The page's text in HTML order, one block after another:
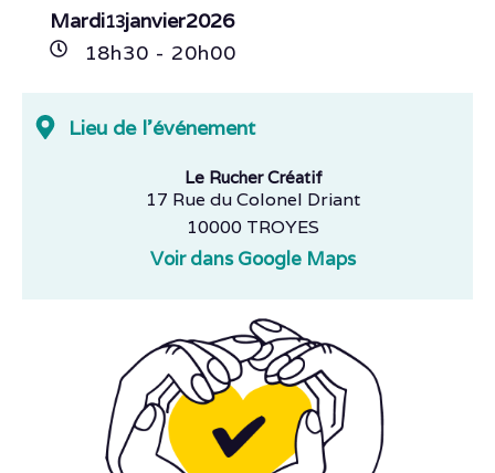
Mardi13janvier2026
18h30 - 20h00
Lieu de l'événement
Le Rucher Créatif
17 Rue du Colonel Driant
10000 TROYES
Voir dans Google Maps